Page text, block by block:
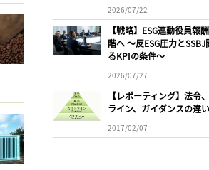
2026/07/22
【戦略】ESG連動役員報
階へ 〜反ESG圧力と
るKPIの条件〜
2026/07/27
【レポーティング】法令
ライン、ガイダンスの違い
2017/02/07